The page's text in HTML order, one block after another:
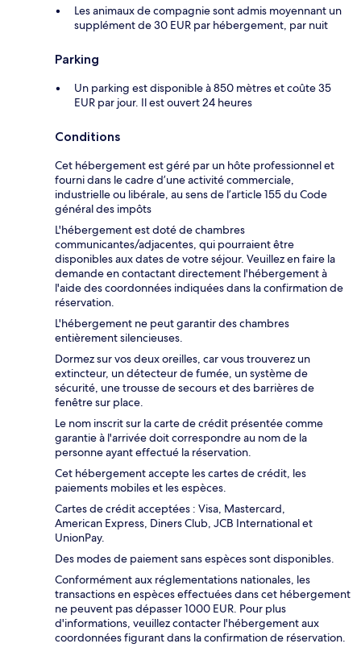
Les animaux de compagnie sont admis moyennant un
supplément de 30 EUR par hébergement, par nuit
Parking
Un parking est disponible à 850 mètres et coûte 35
EUR par jour. Il est ouvert 24 heures
Conditions
Cet hébergement est géré par un hôte professionnel et
fourni dans le cadre d’une activité commerciale,
industrielle ou libérale, au sens de l’article 155 du Code
général des impôts
L'hébergement est doté de chambres
communicantes/adjacentes, qui pourraient être
disponibles aux dates de votre séjour. Veuillez en faire la
demande en contactant directement l'hébergement à
l'aide des coordonnées indiquées dans la confirmation de
réservation.
L'hébergement ne peut garantir des chambres
entièrement silencieuses.
Dormez sur vos deux oreilles, car vous trouverez un
extincteur, un détecteur de fumée, un système de
sécurité, une trousse de secours et des barrières de
fenêtre sur place.
Le nom inscrit sur la carte de crédit présentée comme
garantie à l'arrivée doit correspondre au nom de la
personne ayant effectué la réservation.
Cet hébergement accepte les cartes de crédit, les
paiements mobiles et les espèces.
Cartes de crédit acceptées : Visa, Mastercard,
American Express, Diners Club, JCB International et
UnionPay.
Des modes de paiement sans espèces sont disponibles.
Conformément aux réglementations nationales, les
transactions en espèces effectuées dans cet hébergement
ne peuvent pas dépasser 1000 EUR. Pour plus
d'informations, veuillez contacter l'hébergement aux
coordonnées figurant dans la confirmation de réservation.